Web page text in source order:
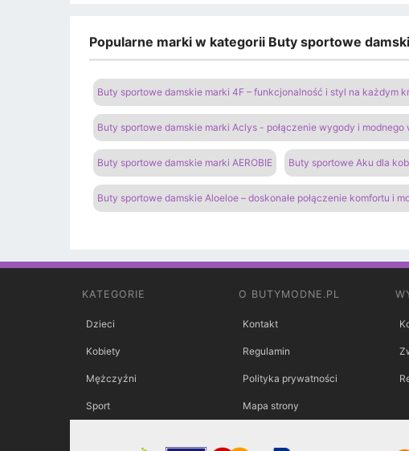
Popularne marki w kategorii Buty sportowe
Buty sportowe damskie marki 4F – funkcjonalność i styl na każdym
Buty sportowe damskie marki Aclys - połączenie wygody i modnego
Buty sportowe damskie marki AEROBIE Buty sportowe Aku dla
Buty sportowe damskie Aloeloe – doskonałe połączenie komfortu i
KATEGORIE
Dzieci
Kobiety
Mężczyźni
Sport
O BUTYMODNE.PL
Kontakt
Regulamin
Polityka prywatności
Mapa strony